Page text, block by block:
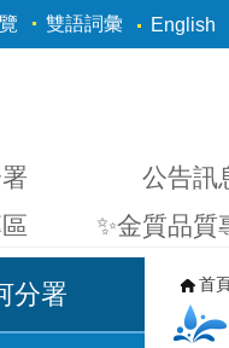
雙語詞彙 English
公告訊
✨金質品質
分署 首